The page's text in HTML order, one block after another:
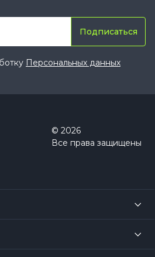
Подписаться
Персональных данных
© 2026
Все права защищены